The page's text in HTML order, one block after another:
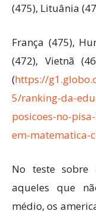
(475), Lituânia
França (475),
(472), Vietnã
(https://
5/ranking-da-
posicoes-no-
em-matematica-
No teste sobre
aqueles que
médio, os